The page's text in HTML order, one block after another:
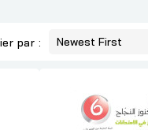
par : Newest First